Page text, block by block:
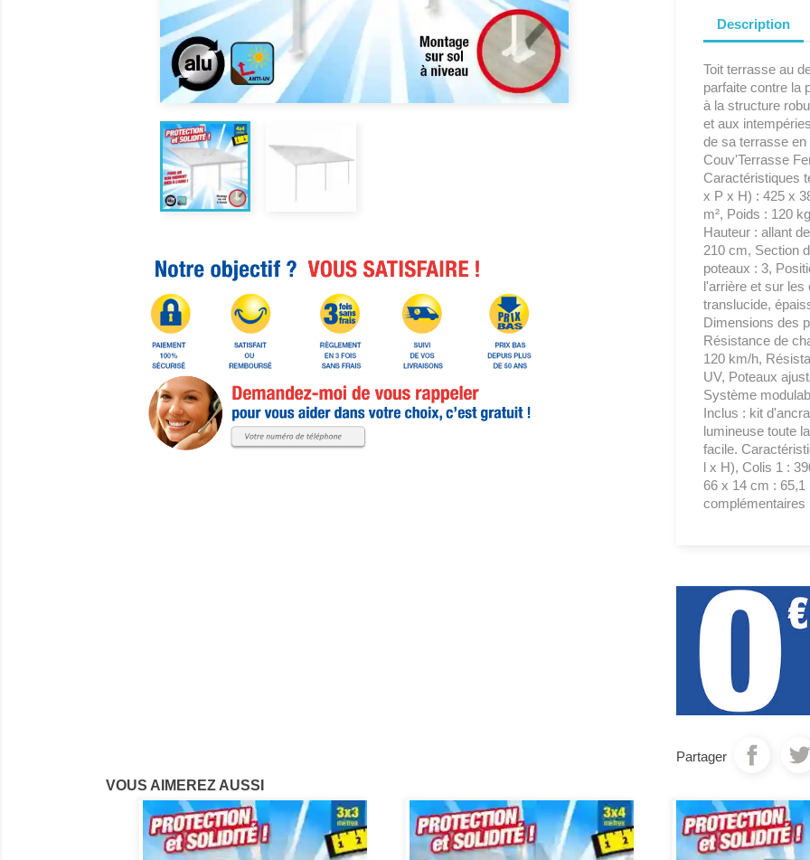
Description
Toit terrasse au
parfaite contre la
à la structure
et aux
de sa terrasse en
Couv'Terrasse
Caractéristiques
x P x H) : 425 x
m², Poids : 120
Hauteur : allant
210 cm, Section
poteaux : 3,
l'arrière et sur les
translucide,
Dimensions des
Résistance de
120 km/h,
UV, Poteaux
Système
Inclus : kit
lumineuse toute
facile.
l x H), Colis 1 :
66 x 14 cm :
complémentaires
Partager
VOUS AIMEREZ AUSSI